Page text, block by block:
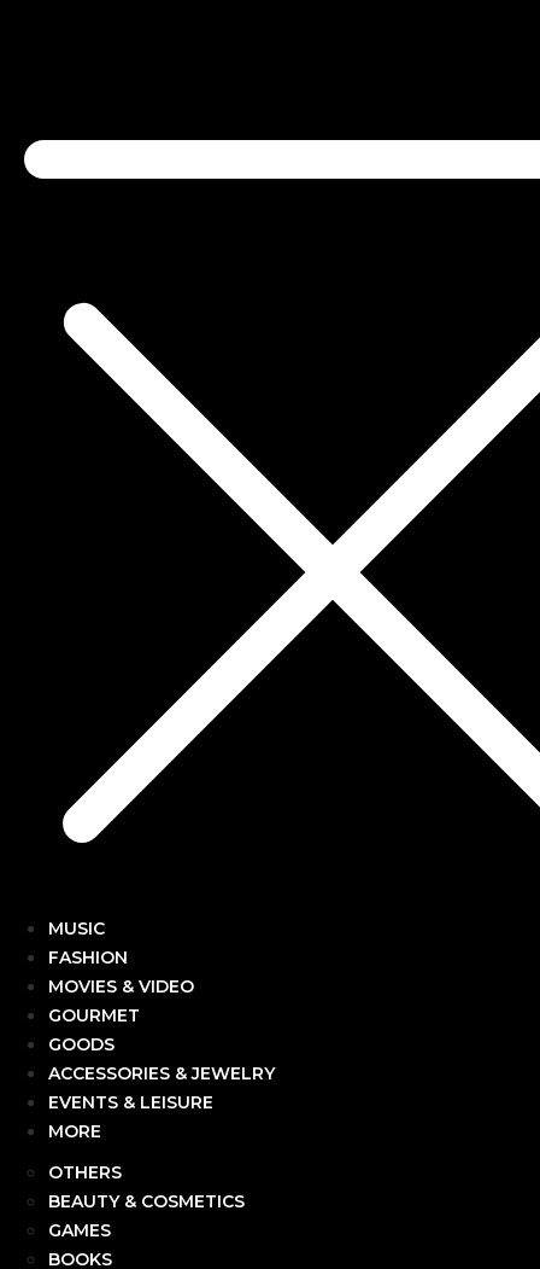
MUSIC
FASHION
MOVIES & VIDEO
GOURMET
GOODS
ACCESSORIES & JEWELRY
EVENTS & LEISURE
MORE
OTHERS
BEAUTY & COSMETICS
GAMES
BOOKS